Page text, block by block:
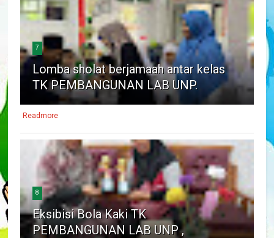
7
Lomba sholat berjamaah antar kelas
TK PEMBANGUNAN LAB UNP.
Readmore
8
Eksibisi Bola Kaki TK
PEMBANGUNAN LAB UNP ,